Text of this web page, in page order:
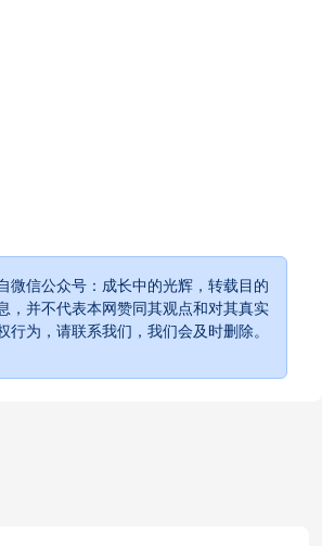
微信公众号：成长中的光辉，转载目的
，并不代表本网赞同其观点和对其真实
行为，请联系我们，我们会及时删除。